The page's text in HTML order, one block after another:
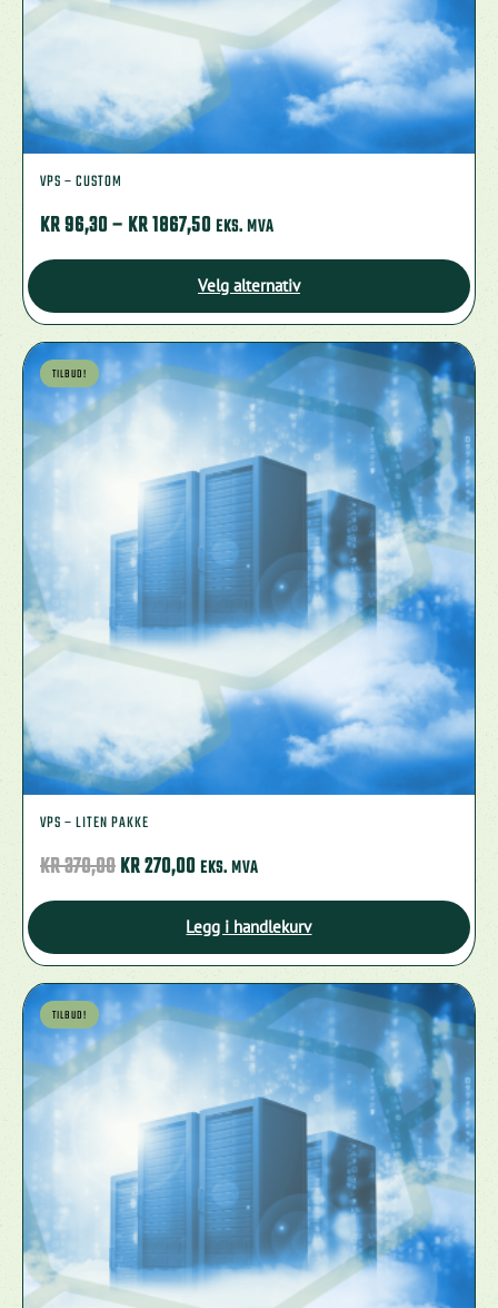
VPS – CUSTOM
KR96,30– KR1867,50PRISOMRÅDE:
KR 96,30
TIL
KR 1867,50
EKS. MVA
Velg alternativ
Dette
produktet
har
varianter.
Alternativene
kan
på
produktsiden
TILBUD!
VPS – LITEN PAKKE
KR370,00OPPRINNELIG
PRIS
KR 370,00.
KR270,00NÅVÆRENDE
PRIS
ER:
KR 270,00.
EKS. MVA
Legg i handlekurv
TILBUD!